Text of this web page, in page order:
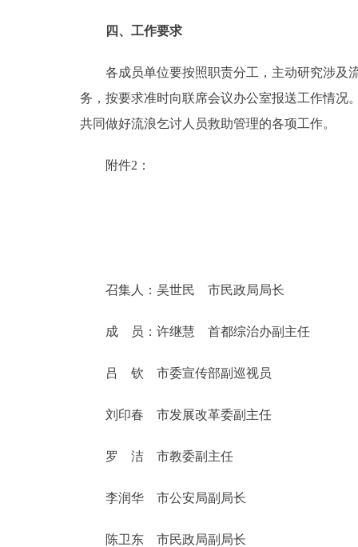
四、工作要求
各成员单位要按照职责分工，主动研究涉及流
务，按要求准时向联席会议办公室报送工作情况
共同做好流浪乞讨人员救助管理的各项工作。
附件2：
召集人：吴世民 市民政局局长
成 员：许继慧 首都综治办副主任
吕 钦 市委宣传部副巡视员
刘印春 市发展改革委副主任
罗 洁 市教委副主任
李润华 市公安局副局长
陈卫东 市民政局副局长